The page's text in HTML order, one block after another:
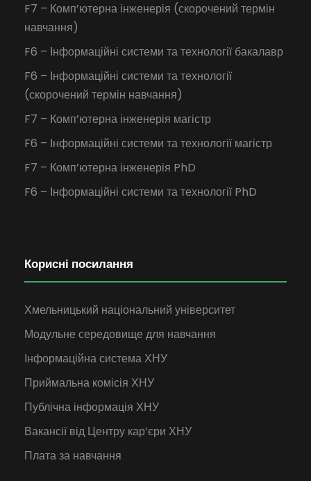
F7 – Комп’ютерна інженерія (скорочений термін
навчання)
F6 – Інформаційні системи та технології бакалавр
F6 – Інформаційні системи та технології
(скорочений термін навчання)
F7 – Комп’ютерна інженерія магістр
F6 – Інформаційні системи та технології магістр
F7 – Комп’ютерна інженерія PhD
F6 – Інформаційні системи та технології PhD
Корисні посилання
Хмельницький національний університет
Модульне середовище для навчання
Інформаційна система ХНУ
Приймальна комісія ХНУ
Публічна інформація ХНУ
Вакансії від Центру кар’єри ХНУ
Плата за навчання